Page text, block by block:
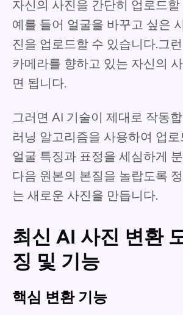
자신의 사진을 간단히 업로드할
예를 들어 얼굴을 바꾸고 싶은
진을 업로드할 수 있습니다.그
카메라를 향하고 있는 자신의
면 됩니다.
그러면 AI 기술이 제대로 작동
러닝 알고리즘을 사용하여 업
얼굴 특징과 표정을 세심하게
다음 원본의 본질을 놀랍도록
는 새로운 사진을 만듭니다.
최신 AI 사진 변환
징 및 기능
핵심 변환 기능